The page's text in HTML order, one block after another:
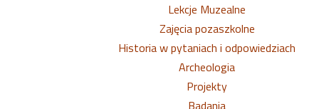
Lekcje Muzealne
Zajęcia pozaszkolne
Historia w pytaniach i odpowiedziach
Archeologia
Projekty
Badania